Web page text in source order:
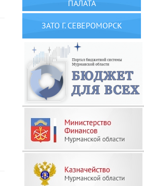
ПАЛАТА
ЗАТО Г. СЕВЕРОМОРСК